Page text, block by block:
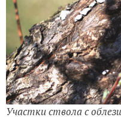
Участки ствола с